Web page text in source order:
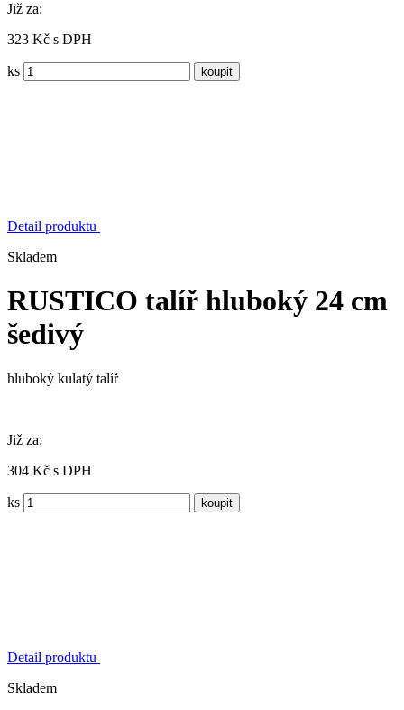
Již za:
323 Kč s DPH
ks
Detail produktu
Skladem
RUSTICO talíř hluboký 24 cm
šedivý
hluboký kulatý talíř
Již za:
304 Kč s DPH
ks
Detail produktu
Skladem